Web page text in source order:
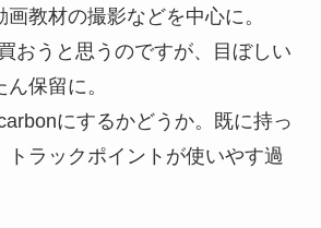
教材の撮影などを中心に。
おうと思うのですが、目ぼしい
保留に。
にするかどうか。既に持っ
トラックポイントが使いやす過